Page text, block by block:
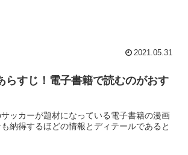
2021.05.31
らすじ！電子書籍で読むのがおす
ッカーが題材になっている電子書籍の漫画
納得するほどの情報とディテールであると